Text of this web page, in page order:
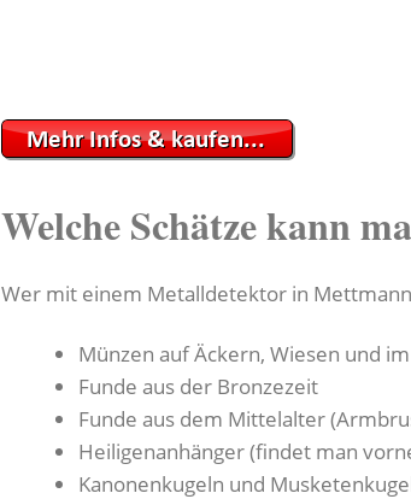
Welche Schätze kann
Wer mit einem Metalldetektor in
Münzen auf Äckern, Wiesen und
Funde aus der Bronzezeit
Funde aus dem Mittelalter
Heiligenanhänger (findet man
Kanonenkugeln und